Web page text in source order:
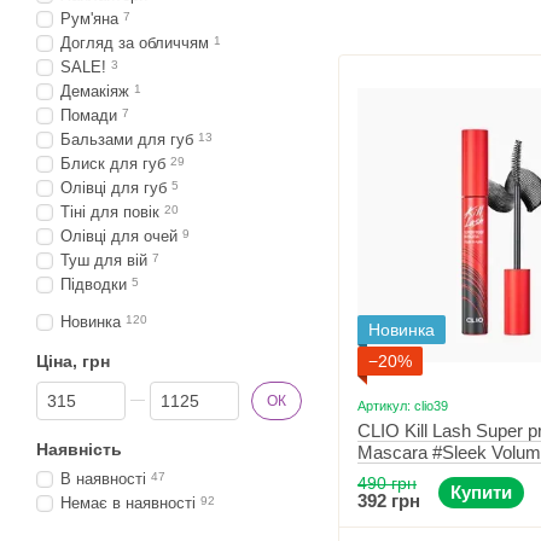
Новинка
−20%
Артикул: clio39
CLIO Kill Lash Super
Mascara #Sleek
для вій для об'єму
придатності до
490 грн
392 грн Купити
Рум'яна 7
Догляд за обличчям 1
SALE! 3
Демакіяж 1
Помади 7
Бальзами для губ 13
Блиск для губ 29
Олівці для губ 5
Тіні для повік 20
Олівці для очей 9
Туш для вій 7
Підводки 5
Новинка 120
Ціна, грн
Від Ціна, грн
До Ціна, грн ОК
Наявність
В наявності 47
Немає в наявності 92